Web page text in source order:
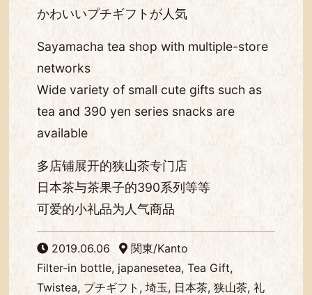
かわいいプチギフトが人気
Sayamacha tea shop with multiple-store
networks
Wide variety of small cute gifts such as
tea and 390 yen series snacks are
available
多店铺展开的狭山茶专门店
日本茶与茶果子的390系列等等
可爱的小礼品为人气商品
2019.06.06
関東/Kanto
Filter-in bottle, japanesetea, Tea Gift,
Twistea, プチギフト, 埼玉, 日本茶, 狭山茶, 礼